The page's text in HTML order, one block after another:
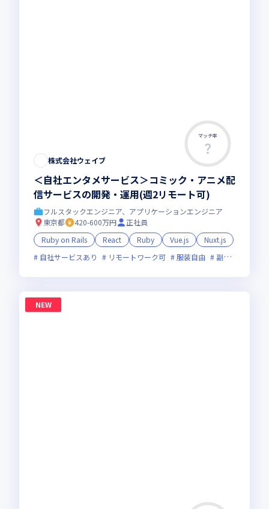
マッチ率
株式会社ウェイブ
＜自社エンタメサービス＞コミック・アニメ配
信サービスの開発・運用(週2リモート可)
フルスタックエンジニア、アプリケーションエンジニア
東京都
420-600万円
正社員
Ruby on Rails
React Ruby Vue.js
Nuxt.js
自社サービスあり
リモートワーク可 服装自由 副業可
NEW